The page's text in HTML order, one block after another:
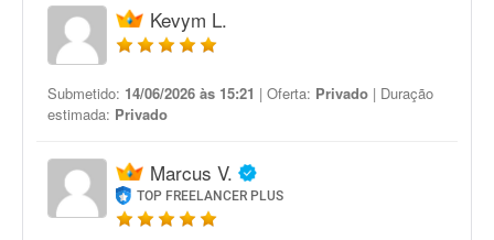
Kevym L.
Submetido: 14/06/2026 às 15:21 | Oferta: Privado | Duração
estimada: Privado
Marcus V.
TOP FREELANCER PLUS